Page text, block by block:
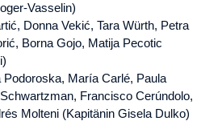
Vasselin)
Donna Vekić, Tara Würth, Petra
Borna Gojo, Matija Pecotic
Podoroska, María Carlé, Paula
Francisco Cerúndolo,
Molteni (Kapitänin Gisela Dulko)